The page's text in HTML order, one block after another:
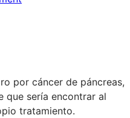
por cáncer de páncreas,
que sería encontrar al
tratamiento.